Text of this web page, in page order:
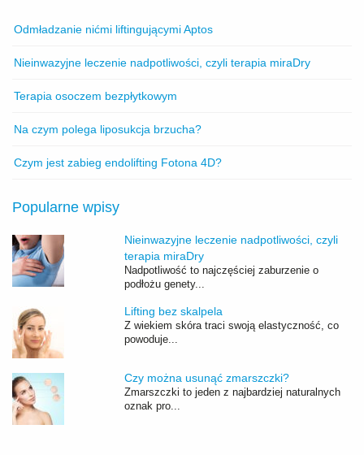
Odmładzanie nićmi liftingującymi Aptos
Nieinwazyjne leczenie nadpotliwości, czyli terapia miraDry
Terapia osoczem bezpłytkowym
Na czym polega liposukcja brzucha?
Czym jest zabieg endolifting Fotona 4D?
Popularne wpisy
Nieinwazyjne leczenie nadpotliwości, czyli
terapia miraDry
Nadpotliwość to najczęściej zaburzenie o
podłożu genety...
Lifting bez skalpela
Z wiekiem skóra traci swoją elastyczność, co
powoduje...
Czy można usunąć zmarszczki?
Zmarszczki to jeden z najbardziej naturalnych
oznak pro...